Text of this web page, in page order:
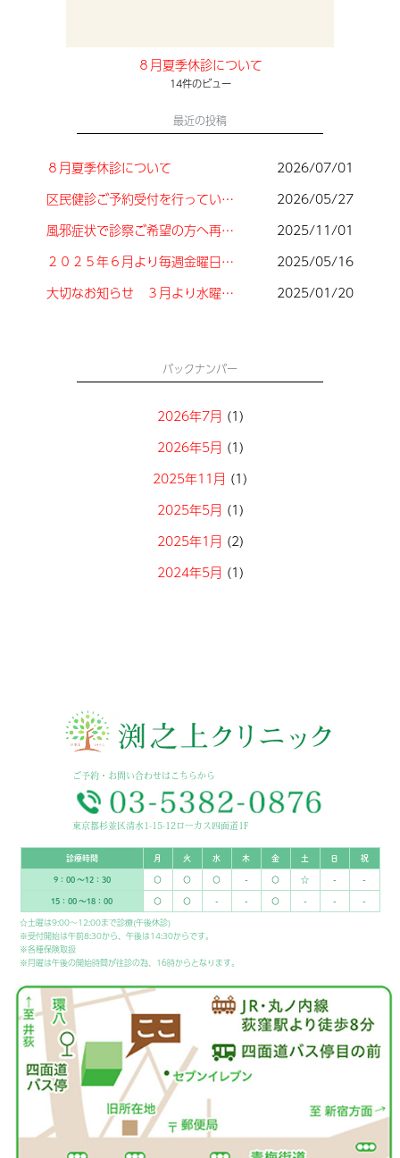
８月夏季休診について
14件のビュー
最近の投稿
８月夏季休診について
2026/07/01
区民健診ご予約受付を行っています。
2026/05/27
風邪症状で診察ご希望の方へ再度お願いたします
2025/11/01
２０２５年６月より毎週金曜日午後の担当医師が変更しております
2025/05/16
大切なお知らせ ３月より水曜午後診療時間変更について
2025/01/20
バックナンバー
2026年7月 (1)
2026年5月 (1)
2025年11月 (1)
2025年5月 (1)
2025年1月 (2)
2024年5月 (1)
2021年2月(1)
ご予約・お問い合わせはこちらから
東京都杉並区清水1-15-12ローカス四面道1F
診療時間 月 火 水 木 金 土 日 祝
9：00 ～12：30 〇 〇 〇 - 〇 ☆ - -
15：00 ～18：00 〇 〇 - - 〇 - - -
☆土曜は9:00～12:00まで診療(午後休診)
※受付開始は午前8:30から、午後は14:30からです。
※各種保険取扱
※月曜は午後の開始時間が往診の為、16時からとなります。